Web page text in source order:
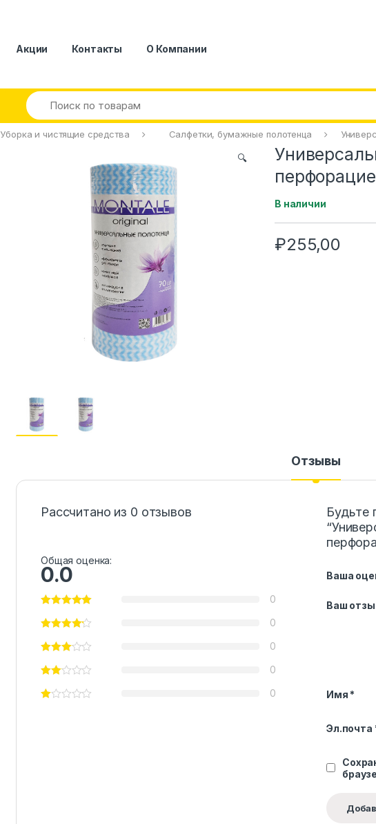
Акции Контакты О Компании
Уборка и чистящие средства Салфетки, бумажные полотенца
🔍
В наличии
₽255,00
Отзывы
Рассчитано из 0 отзывов
Общая оценка:
0.0
0
0
0
0
0
Будьте
Ваша
Ваш
Имя *
Эл.почта